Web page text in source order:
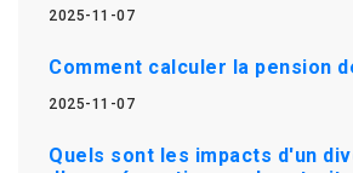
2025-11-07
Comment calculer la pension
2025-11-07
Quels sont les impacts d'un